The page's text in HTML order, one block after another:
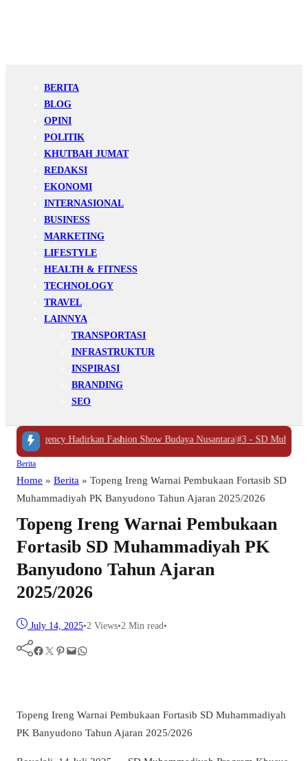
BERITA
BLOG
OPINI
POLITIK
KHUTBAH JUMAT
REDAKSI
EKONOMI
INTERNASIONAL
BUSINESS
MARKETING
LIFESTYLE
HEALTH & FITNESS
TECHNOLOGY
TRAVEL
LAINNYA
TRANSPORTASI
INFRASTRUKTUR
INSPIRASI
BRANDING
SEO
Hadirkan Fashion Show Budaya Nusantara|#3 -SD Muhammadiyah 6
Berita
Home » Berita » Topeng Ireng Warnai Pembukaan Fortasib SD
Muhammadiyah PK Banyudono Tahun Ajaran 2025/2026
Topeng Ireng Warnai Pembukaan
Fortasib SD Muhammadiyah PK
Banyudono Tahun Ajaran
2025/2026
July 14, 2025•2 Views•2 Min read•
Facebook Twitter Pinterest Mail WhatsApp
Topeng Ireng Warnai Pembukaan Fortasib SD Muhammadiyah
PK Banyudono Tahun Ajaran 2025/2026